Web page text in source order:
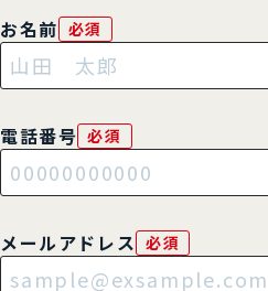
お名前 必須
電話番号 必須
メールアドレス 必須